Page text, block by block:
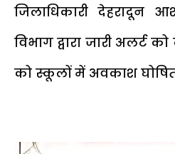
जिलाधिकारी देहरादून
विभाग द्वारा जारी
को स्कूलों में अवकाश घोषित